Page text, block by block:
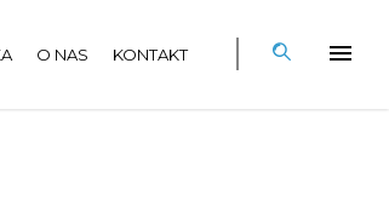
O NAS KONTAKT